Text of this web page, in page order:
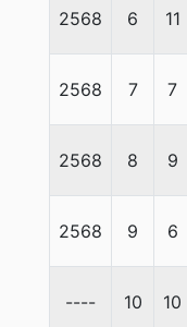
2568 6 11
2568 7 7
2568 8 9
2568 9 6
---- 10 10